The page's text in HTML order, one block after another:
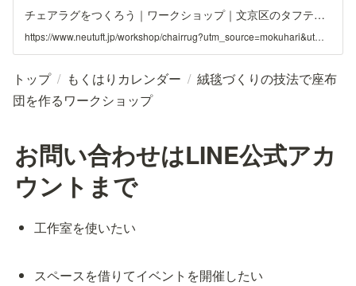
チェアラグをつくろう｜ワークショップ｜文京区のタフティングワークショプ - Neutuft（ノイタフト）
https://www.neutuft.jp/workshop/chairrug?utm_source=mokuhari&utm_medium=referral&utm_campaign=event
トップ / もくはりカレンダー / 絨毯づくりの技法で座布
団を作るワークショップ
お問い合わせはLINE公式アカ
ウントまで
工作室を使いたい
スペースを借りてイベントを開催したい